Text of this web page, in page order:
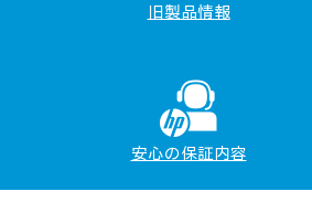
旧製品情報
安心の保証内容